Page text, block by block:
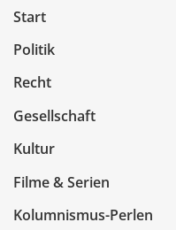
Start
Politik
Recht
Gesellschaft
Kultur
Filme & Serien
Kolumnismus-Perlen